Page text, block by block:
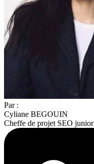
Par :
Cyliane BEGOUIN
Cheffe de projet SEO junior